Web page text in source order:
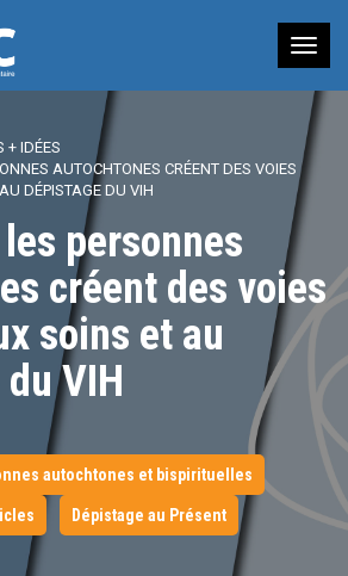
à
+ IDÉES
AUTOCHTONES CRÉENT DES VOIES
DÉPISTAGE DU VIH
personnes
créent des voies
soins et au
VIH
autochtones et bispirituelles
Dépistage au Présent